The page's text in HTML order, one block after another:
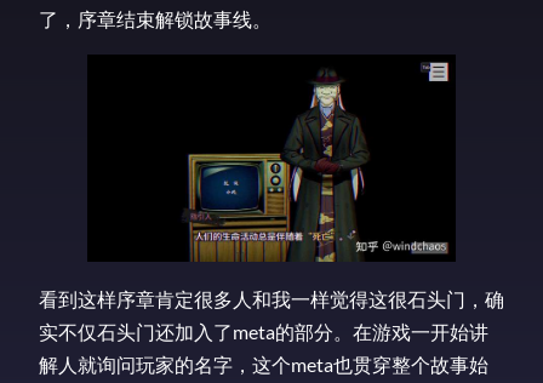
了，序章结束解锁故事线。
看到这样序章肯定很多人和我一样觉得这很石头门，确
实不仅石头门还加入了meta的部分。在游戏一开始讲
解人就询问玩家的名字，这个meta也贯穿整个故事始